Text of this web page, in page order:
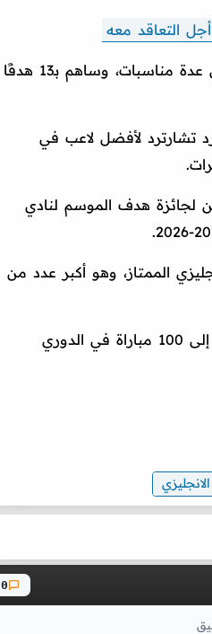
التعاقد معه
ولعب سوبوسلاي في مركز لاعب الوسط، وشغل مركز الظهير الأيمن في عدة مناسبات، وساهم بـ13 هدفًا
تشارترد لأفضل لاعب في
لجائزة هدف الموسم لنادي
الممتاز، وهو أكبر عدد من
في أبريل من موسمه الثالث مع ليفربول، أصبح ثاني لاعب مجري يصل إلى 100 مباراة في الدوري
0